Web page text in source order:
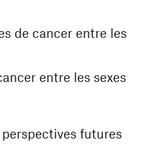
de cancer entre les
entre les sexes
futures